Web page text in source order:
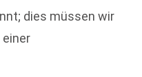
dies müssen wir
einer